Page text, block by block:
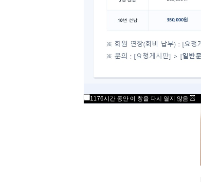
1176시간 동안 이 창을 다시 열지 않음